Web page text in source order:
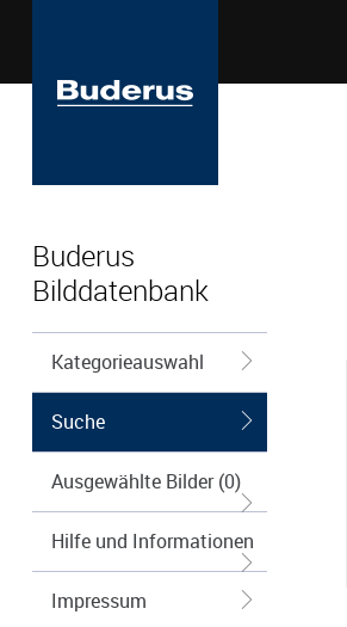
Buderus
Bilddatenbank
Kategorieauswahl
Suche
Ausgewählte Bilder (0)
Hilfe und Informationen
Impressum